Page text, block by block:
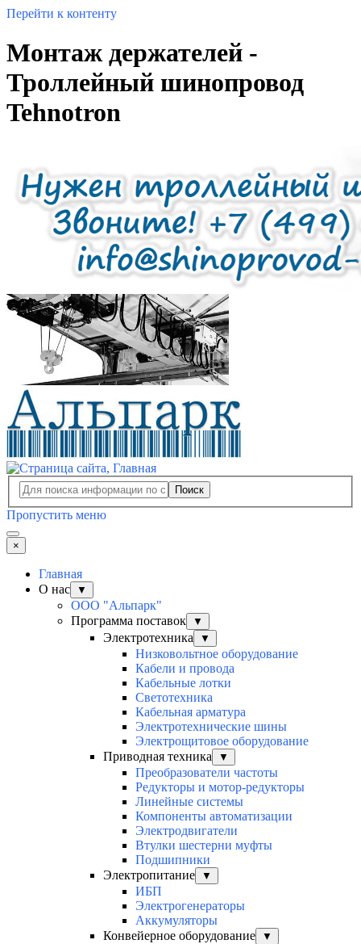
Перейти к контенту
Монтаж держателей -
Троллейный шинопровод
Tehnotron
Поиск
Пропустить меню
×
Главная
О нас
▼
ООО "Альпарк"
Программа поставок
▼
Электротехника ▼
Низковольтное оборудование
Кабели и провода
Кабельные лотки
Светотехника
Кабельная арматура
Электротехнические шины
Электрощитовое оборудование
Приводная техника
▼
Преобразователи частоты
Редукторы и мотор-редукторы
Линейные системы
Компоненты автоматизации
Электродвигатели
Втулки шестерни муфты
Подшипники
Электропитание
▼
ИБП
Электрогенераторы
Аккумуляторы
Конвейерное оборудование
▼